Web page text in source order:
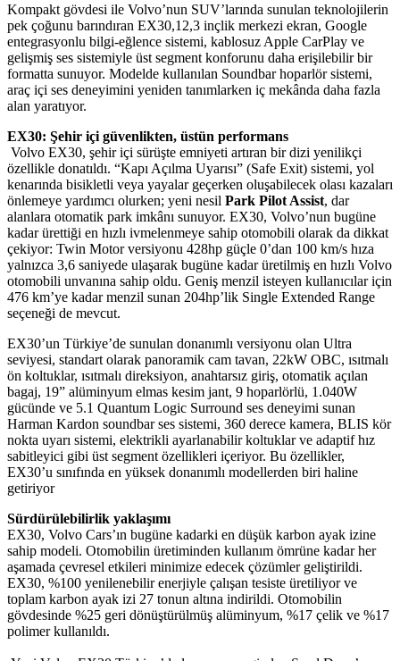
Kompakt gövdesi ile Volvo’nun SUV’larında sunulan teknolojilerin
pek çoğunu barındıran EX30,12,3 inçlik merkezi ekran, Google
entegrasyonlu bilgi-eğlence sistemi, kablosuz Apple CarPlay ve
gelişmiş ses sistemiyle üst segment konforunu daha erişilebilir bir
formatta sunuyor. Modelde kullanılan Soundbar hoparlör sistemi,
araç içi ses deneyimini yeniden tanımlarken iç mekânda daha fazla
alan yaratıyor.
EX30: Şehir içi güvenlikten, üstün performans
Volvo EX30, şehir içi sürüşte emniyeti artıran bir dizi yenilikçi
özellikle donatıldı. “Kapı Açılma Uyarısı” (Safe Exit) sistemi, yol
kenarında bisikletli veya yayalar geçerken oluşabilecek olası kazaları
önlemeye yardımcı olurken; yeni nesil Park Pilot Assist, dar
alanlara otomatik park imkânı sunuyor. EX30, Volvo’nun bugüne
kadar ürettiği en hızlı ivmelenmeye sahip otomobili olarak da dikkat
çekiyor: Twin Motor versiyonu 428hp güçle 0’dan 100 km/s hıza
yalnızca 3,6 saniyede ulaşarak bugüne kadar üretilmiş en hızlı Volvo
otomobili unvanına sahip oldu. Geniş menzil isteyen kullanıcılar için
476 km’ye kadar menzil sunan 204hp’lik Single Extended Range
seçeneği de mevcut.
EX30’un Türkiye’de sunulan donanımlı versiyonu olan Ultra
seviyesi, standart olarak panoramik cam tavan, 22kW OBC, ısıtmalı
ön koltuklar, ısıtmalı direksiyon, anahtarsız giriş, otomatik açılan
bagaj, 19” alüminyum elmas kesim jant, 9 hoparlörlü, 1.040W
gücünde ve 5.1 Quantum Logic Surround ses deneyimi sunan
Harman Kardon soundbar ses sistemi, 360 derece kamera, BLIS kör
nokta uyarı sistemi, elektrikli ayarlanabilir koltuklar ve adaptif hız
sabitleyici gibi üst segment özellikleri içeriyor. Bu özellikler,
EX30’u sınıfında en yüksek donanımlı modellerden biri haline
getiriyor
Sürdürülebilirlik yaklaşımı
EX30, Volvo Cars’ın bugüne kadarki en düşük karbon ayak izine
sahip modeli. Otomobilin üretiminden kullanım ömrüne kadar her
aşamada çevresel etkileri minimize edecek çözümler geliştirildi.
EX30, %100 yenilenebilir enerjiyle çalışan tesiste üretiliyor ve
toplam karbon ayak izi 27 tonun altına indirildi. Otomobilin
gövdesinde %25 geri dönüştürülmüş alüminyum, %17 çelik ve %17
polimer kullanıldı.